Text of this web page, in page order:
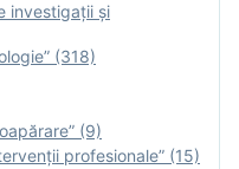
investigaţii şi
(318)
(9)
profesionale” (15)